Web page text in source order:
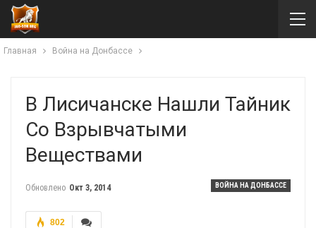
Главная Война на Донбассе
В Лисичанске Нашли Тайник
Со Взрывчатыми
Веществами
ВОЙНА НА ДОНБАССЕ
Обновлено Окт 3, 2014
802